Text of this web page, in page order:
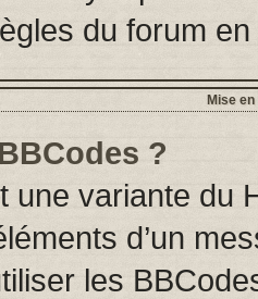
du forum
Mise
?
une variante du
d’un
les